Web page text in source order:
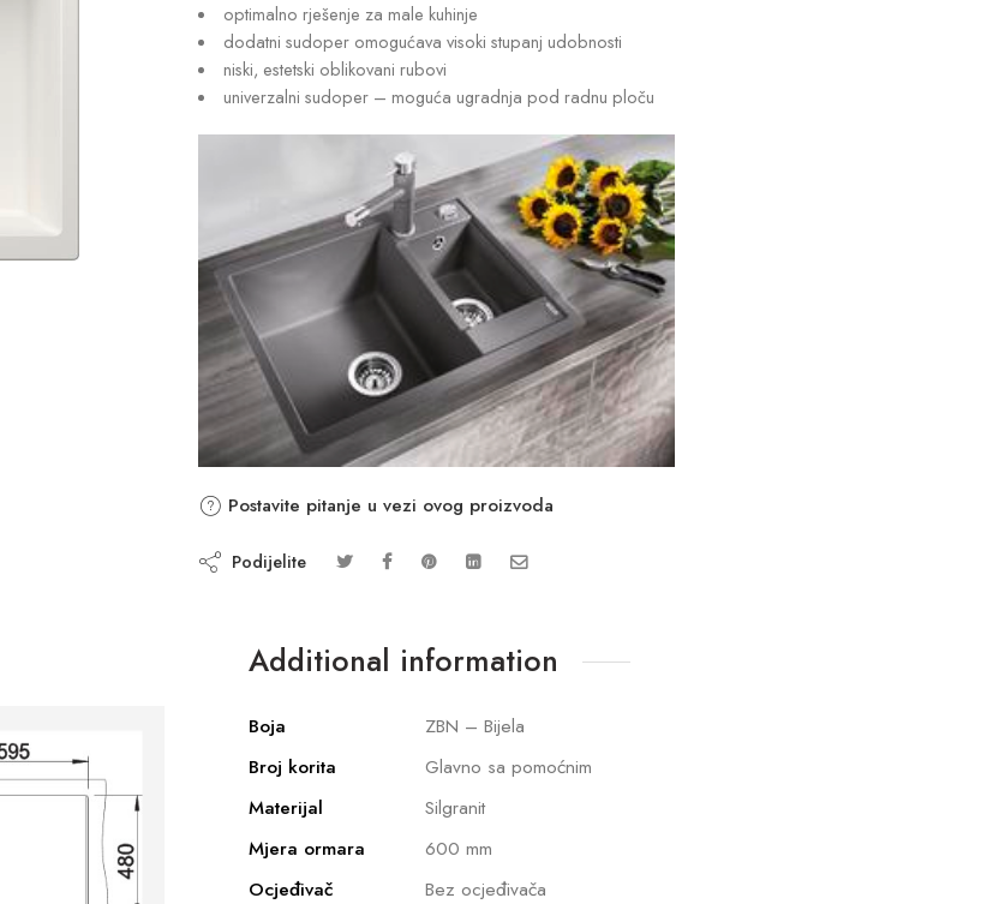
optimalno rješenje za male kuhinje
dodatni sudoper omogućava visoki stupanj udobnosti
niski, estetski oblikovani rubovi
univerzalni sudoper – moguća ugradnja pod radnu ploču
Postavite pitanje u vezi ovog proizvoda
Podijelite
Additional information
Boja
ZBN – Bijela
Broj korita
Glavno sa pomoćnim
Materijal
Silgranit
Mjera ormara
600 mm
Ocjeđivač
Bez ocjeđivača